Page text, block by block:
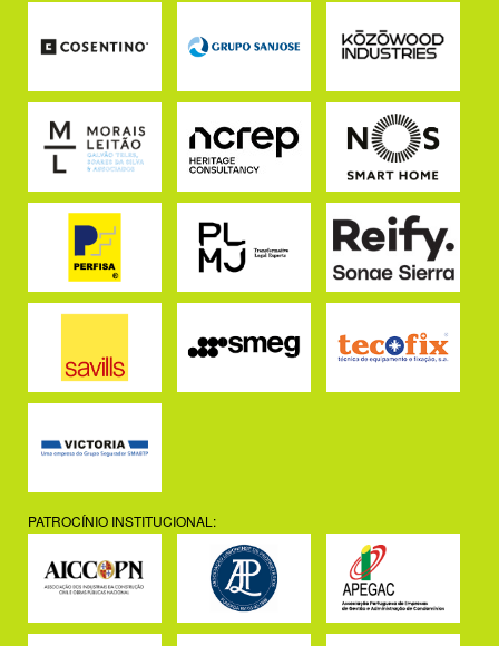
PATROCÍNIO INSTITUCIONAL: